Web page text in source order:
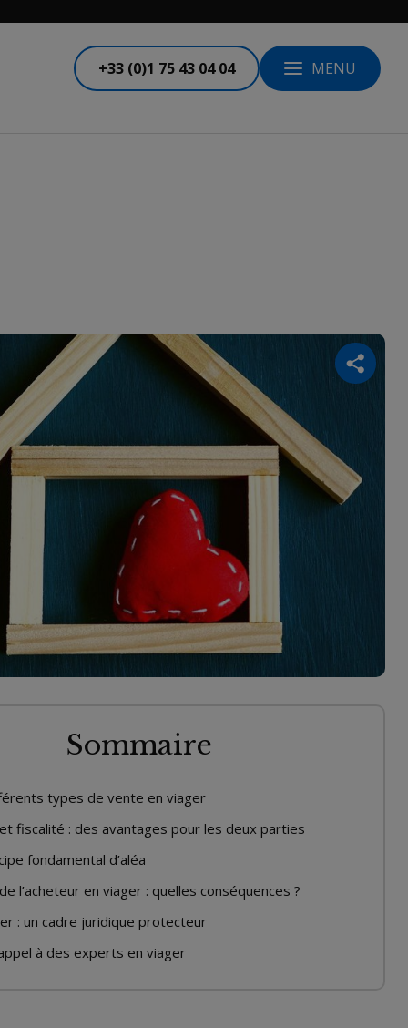
+33 (0)1 75 43 04 04 MENU
Sommaire
types de vente en viager
fiscalité : des avantages pour les deux parties
fondamental d’aléa
l’acheteur en viager : quelles conséquences ?
: un cadre juridique protecteur
à des experts en viager